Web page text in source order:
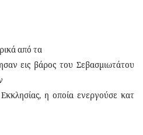
από τα
εις βάρος του Σεβασμιωτάτου
η οποία ενεργούσε κατ